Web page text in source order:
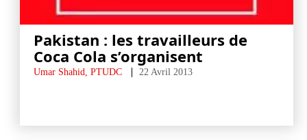
Pakistan : les travailleurs de
Coca Cola s’organisent
Umar Shahid, PTUDC 22 Avril 2013